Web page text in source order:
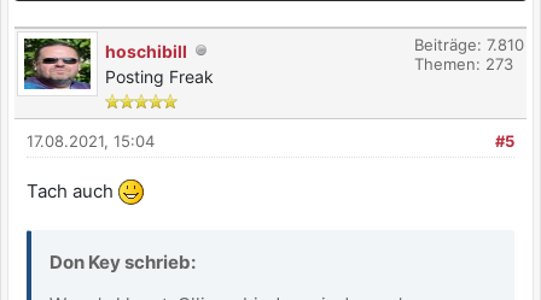
hoschibill
Posting Freak
Beiträge: 7.810
Themen: 273
#5
17.08.2021, 15:04
Tach auch
Don Key schrieb: